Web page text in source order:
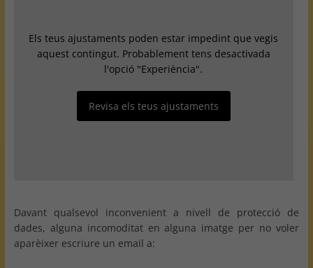
Els teus ajustaments poden estar impedint que vegis
aquest contingut. Probablement tens desactivada
l'opció "Experiència".
Revisa els teus ajustaments
Davant qualsevol inconvenient a nivell de protecció de
dades, alguna incomoditat en alguna imatge per no voler
aparèixer escriure un email a: